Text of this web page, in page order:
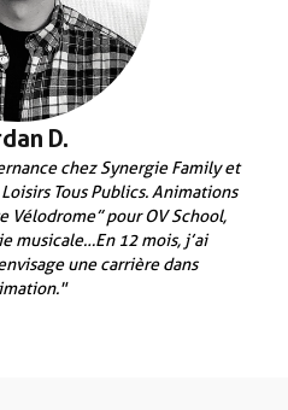
D.
chez Synergie Family et
Tous Publics. Animations
Vélodrome” pour OV School,
musicale…En 12 mois, j’ai
une carrière dans